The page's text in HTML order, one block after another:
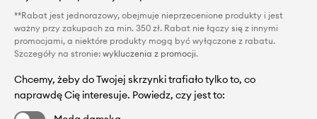
**Rabat jest jednorazowy, obejmuje nieprzecenione produkty i jest
ważny przy zakupach za min. 350 zł. Rabat nie łączy się z innymi
promocjami, a niektóre produkty mogą być wyłączone z rabatu.
Szczegóły na stronie: wykluczenia z promocji.
Chcemy, żeby do Twojej skrzynki trafiało tylko to, co
naprawdę Cię interesuje. Powiedz, czy jest to: